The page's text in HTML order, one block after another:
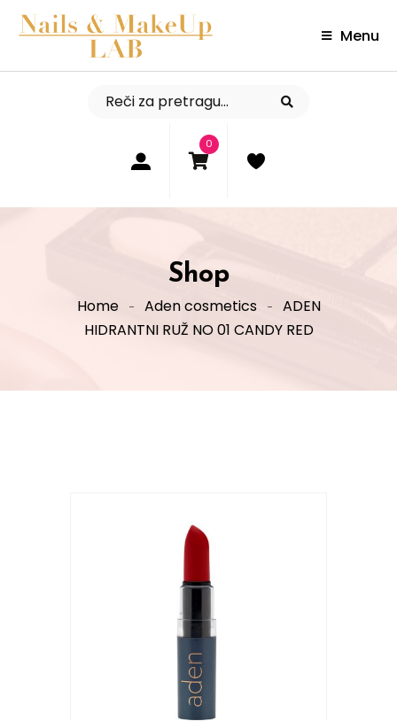
Menu
0
Shop
Home Aden cosmetics
ADEN
HIDRANTNI RUŽ NO 01 CANDY RED